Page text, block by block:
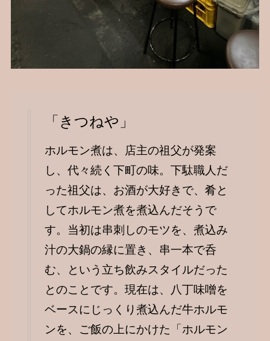
「きつねや」
ホルモン煮は、店主の祖父が発案
し、代々続く下町の味。下駄職人だ
った祖父は、お酒が大好きで、肴と
してホルモン煮を煮込んだそうで
す。当初は串刺しのモツを、煮込み
汁の大鍋の縁に置き、串一本で呑
む、という立ち飲みスタイルだった
とのことです。現在は、八丁味噌を
ベースにじっくり煮込んだ牛ホルモ
ンを、ご飯の上にかけた「ホルモン